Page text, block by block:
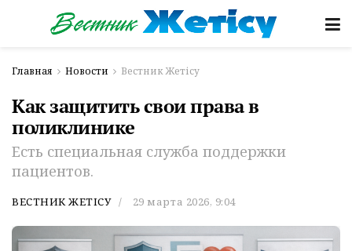
Главная Новости Вестник Жетісу
Как защитить свои права в
поликлинике
Есть специальная служба поддержки
пациентов.
ВЕСТНИК ЖЕТІСУ 29 марта 2026, 9:04